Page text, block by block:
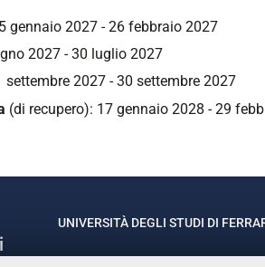
gennaio 2027 - 26 febbraio 2027
2027 - 30 luglio 2027
settembre 2027 - 30 settembre 2027
(di recupero): 17 gennaio 2028 - 29
UNIVERSITÀ DEGLI STUDI DI
Rettrice: Prof.ssa Laura